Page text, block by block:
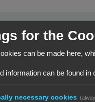
dat niet
tussen haakjes
voor
Zoek naar alle
Zoek naar één
for the
can be made here,
information can be found in
necessary cookies